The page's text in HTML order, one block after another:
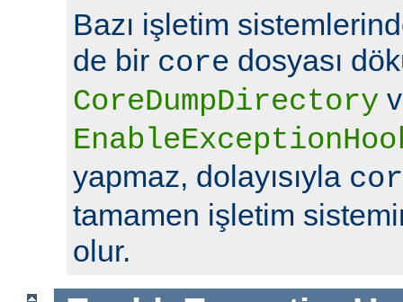
Bazı işletim
de bir core dosyası
CoreDumpDirectory
yapmaz, dolayısıyla
tamamen işletim
olur.